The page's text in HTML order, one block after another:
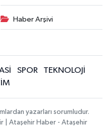
Haber Arşivi
SPOR
TEKNOLOJİ
yazarları sorumludur.
| Ataşehir Haber - Ataşehir